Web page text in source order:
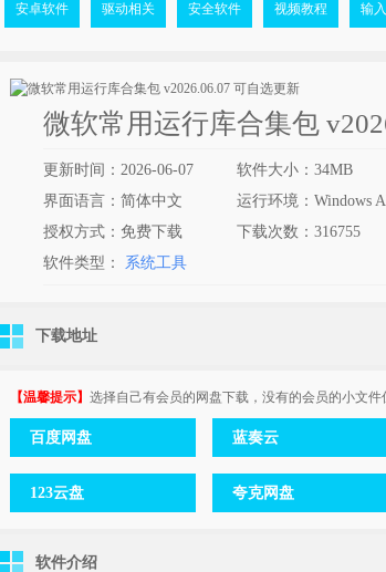
安卓软件 驱动相关 安全软件 视频教程 输
微软常用运行库合集包
更新时间：2026-06-07
软件大小：34MB
界面语言：简体中文
运行环境：Windows
授权方式：免费下载
下载次数： 316755
软件类型： 系统工具
下载地址
【温馨提示】 选择自己有会员的网盘下载，没有的会员的小文件
百度网盘 蓝奏云
123云盘 夸克网盘
软件介绍